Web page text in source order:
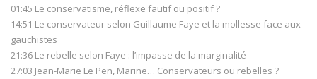
01:45 Le conservatisme, réflexe fautif ou positif ?
14:51 Le conservateur selon Guillaume Faye et la mollesse face aux
gauchistes
21:36 Le rebelle selon Faye : l’impasse de la marginalité
27:03 Jean-Marie Le Pen, Marine… Conservateurs ou rebelles ?